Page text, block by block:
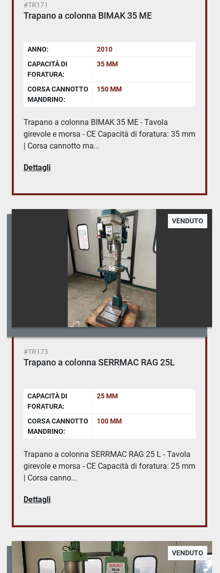
#TR171
Trapano a colonna BIMAK 35 ME
ANNO:
2010
CAPACITÀ DI
FORATURA:
35 MM
CORSA CANNOTTO
MANDRINO:
150 MM
Trapano a colonna BIMAK 35 ME - Tavola
girevole e morsa - CE Capacità di foratura: 35 mm
| Corsa cannotto ma...
Dettagli
VENDUTO
#TR173
Trapano a colonna SERRMAC RAG 25L
CAPACITÀ DI
FORATURA:
25 MM
CORSA CANNOTTO
MANDRINO:
100 MM
Trapano a colonna SERRMAC RAG 25 L - Tavola
girevole e morsa - CE Capacità di foratura: 25 mm
| Corsa canno...
Dettagli
VENDUTO